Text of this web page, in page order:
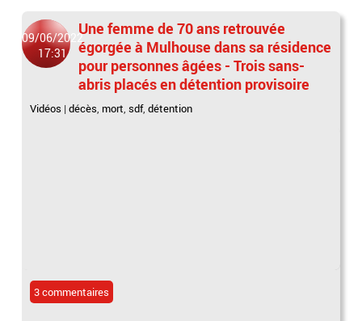
09/06/2022
17:31
Une femme de 70 ans retrouvée
égorgée à Mulhouse dans sa résidence
pour personnes âgées - Trois sans-
abris placés en détention provisoire
Vidéos |décès, mort,sdf,détention
3 commentaires